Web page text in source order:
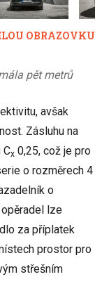
OBRAZOVKU
pět metrů
avšak
Zásluhu na
Cx 0,25, což je pro
o rozměrech 4
o
lze
za příplatek
prostor pro
střešním